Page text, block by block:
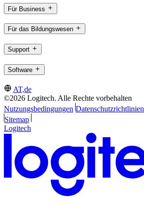
Für Business
Für das Bildungswesen
Support
Software
AT,de
©2026 Logitech. Alle Rechte vorbehalten
Nutzungsbedingungen Datenschutzrichtlinien
Sitemap
Logitech